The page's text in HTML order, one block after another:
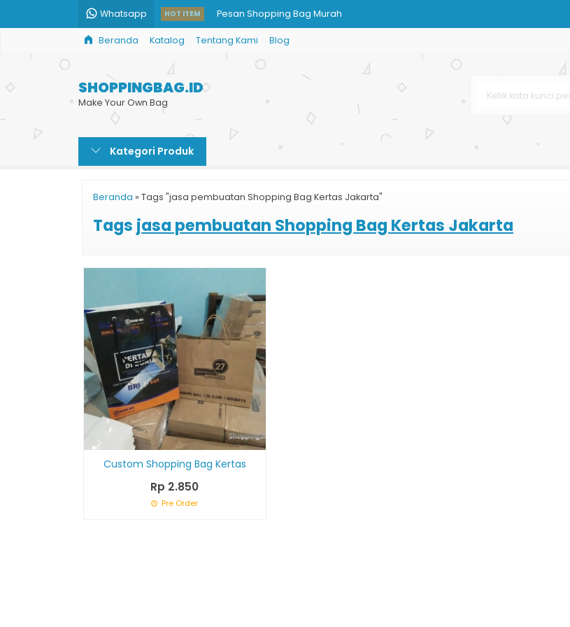
Whatsapp HOT ITEM Pesan Shopping Bag Murah
Pesan Paper Bag Coklat
Harga Tas Kertas Kecil
Paper Bag Custom Harga Murah
Buat Paper Bag dengan Harga Murah
Beranda Katalog Tentang Kami Blog
SHOPPINGBAG.ID
Make Your Own Bag
Kategori Produk
Beranda » Tags "jasa pembuatan Shopping Bag Kertas Jakarta"
Tags jasa pembuatan Shopping Bag Kertas Jakarta
Custom Shopping Bag Kertas
Rp 2.850
Pre Order